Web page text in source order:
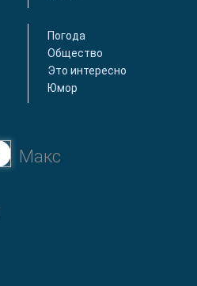
Погода
Общество
Это интересно
Юмор
Макс